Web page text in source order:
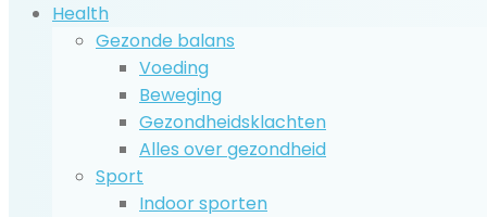
Health
Gezonde balans
Voeding
Beweging
Gezondheidsklachten
Alles over gezondheid
Sport
Indoor sporten